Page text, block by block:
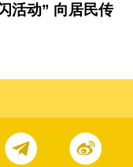
活动” 向居民传